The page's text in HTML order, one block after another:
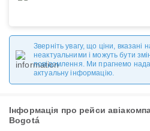
Зверніть увагу, що ціни, вказані
неактуальними і можуть бути
повідомлення. Ми прагнемо
актуальну інформацію.
Інформація про рейси
Bogotá